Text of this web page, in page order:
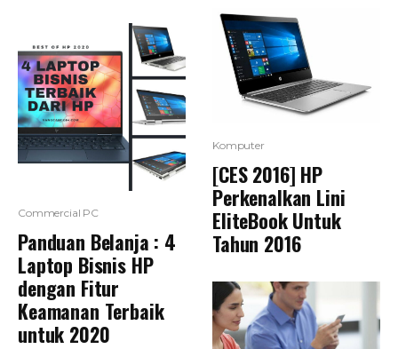
Commercial PC
Panduan Belanja : 4
Laptop Bisnis HP
dengan Fitur
Keamanan Terbaik
untuk 2020
Komputer
[CES 2016] HP
Perkenalkan Lini
EliteBook Untuk
Tahun 2016